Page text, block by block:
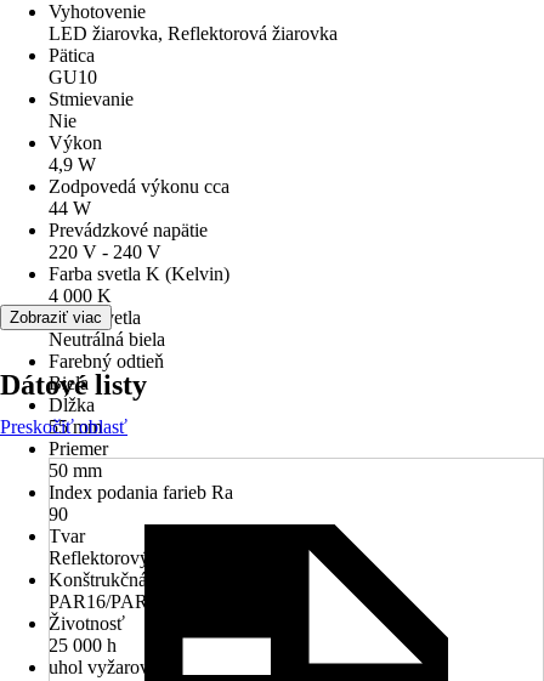
Vyhotovenie
LED žiarovka, Reflektorová žiarovka
Pätica
GU10
Stmievanie
Nie
Výkon
4,9 W
Zodpovedá výkonu cca
44 W
Prevádzkové napätie
220 V - 240 V
Farba svetla K (Kelvin)
4 000 K
Farba svetla
Neutrálná biela
Farebný odtieň
Biela
Dĺžka
55 mm
Priemer
50 mm
Index podania farieb Ra
90
Tvar
Reflektorový tvar
Konštrukčná veľkosť
PAR16/PAR51
Životnosť
25 000 h
uhol vyžarovania
Zobraziť viac
Dátové listy
Preskočiť oblasť